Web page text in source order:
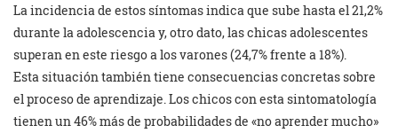
La incidencia de estos síntomas indica que sube hasta el 21,2%
durante la adolescencia y, otro dato, las chicas adolescentes
superan en este riesgo a los varones (24,7% frente a 18%).
Esta situación también tiene consecuencias concretas sobre
el proceso de aprendizaje. Los chicos con esta sintomatología
tienen un 46% más de probabilidades de «no aprender mucho»